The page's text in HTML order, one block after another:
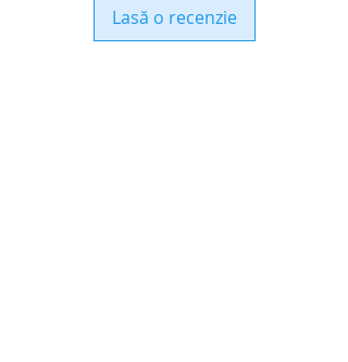
Lasă o recenzie